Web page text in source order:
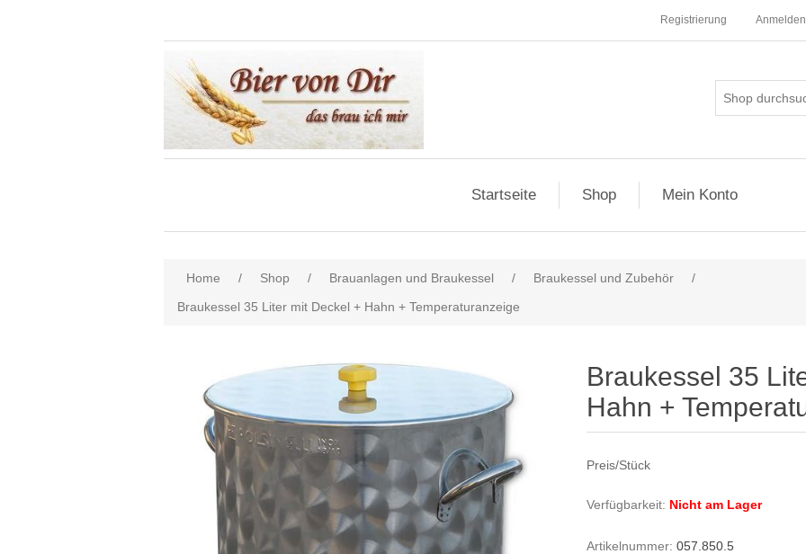
Registrierung Anmelden
Startseite Shop Mein Konto
Home / Shop / Brauanlagen und Braukessel / Braukessel und Zubehör
/
Braukessel 35 Liter mit Deckel + Hahn + Temperaturanzeige
Braukessel 35
Hahn +
Preis/Stück
Verfügbarkeit: Nicht am Lager
Artikelnummer: 057.850.5